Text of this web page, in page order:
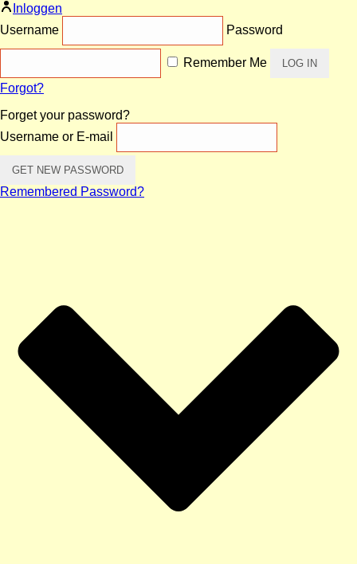
Inloggen
Username
Password
Remember Me
Forgot?
Forget your password?
Username or E-mail
Remembered Password?